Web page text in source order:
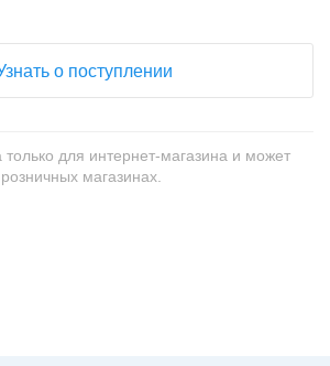
о поступлении
только для интернет-магазина и может
магазинах.